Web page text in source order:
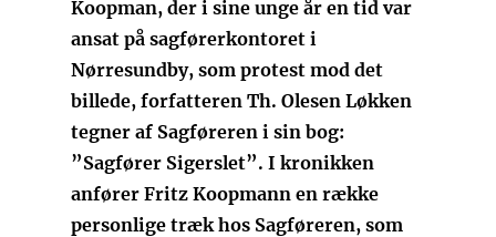
Koopman, der i sine unge år en tid var
ansat på sagførerkontoret i
Nørresundby, som protest mod det
billede, forfatteren Th. Olesen Løkken
tegner af Sagføreren i sin bog:
”Sagfører Sigerslet”. I kronikken
anfører Fritz Koopmann en række
personlige træk hos Sagføreren, som